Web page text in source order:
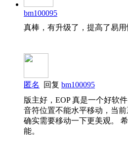
bm100095
真棒，有升级了，提高了易用
匿名 回复 bm100095
版主好，EOP 真是一个好软
音符位置不能水平移动，当
确实需要移动一下更美观。
能。